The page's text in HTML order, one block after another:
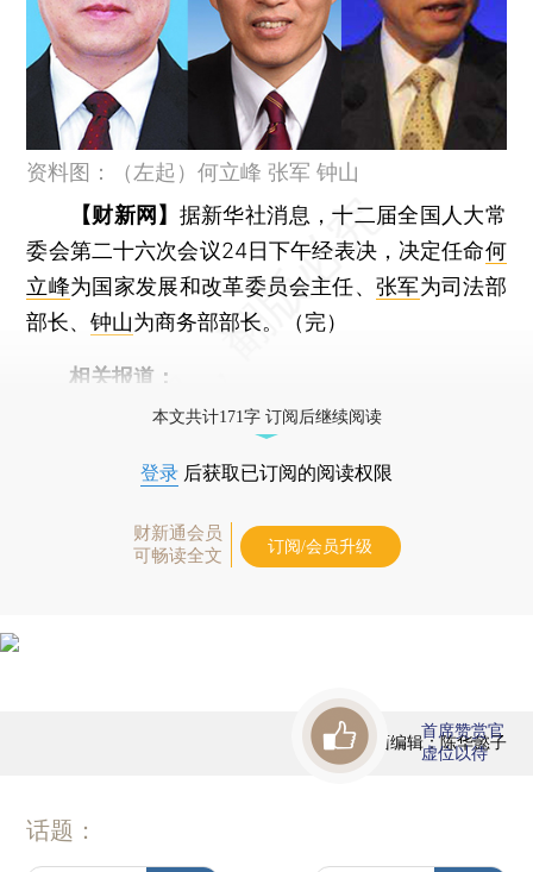
资料图：（左起）何立峰 张军 钟山
【财新网】 据新华社消息，十二届全国人大常
委会第二十六次会议24日下午经表决，决定任命何
立峰为国家发展和改革委员会主任、 张军为司法部
部长、钟山为商务部部长。（完）
相关报道：
本文共计171字 订阅后继续阅读
登录 后获取已订阅的阅读权限
财新通会员
可畅读全文
订阅/会员升级
版面编辑：陈华懿子
首席赞赏官
虚位以待
话题：